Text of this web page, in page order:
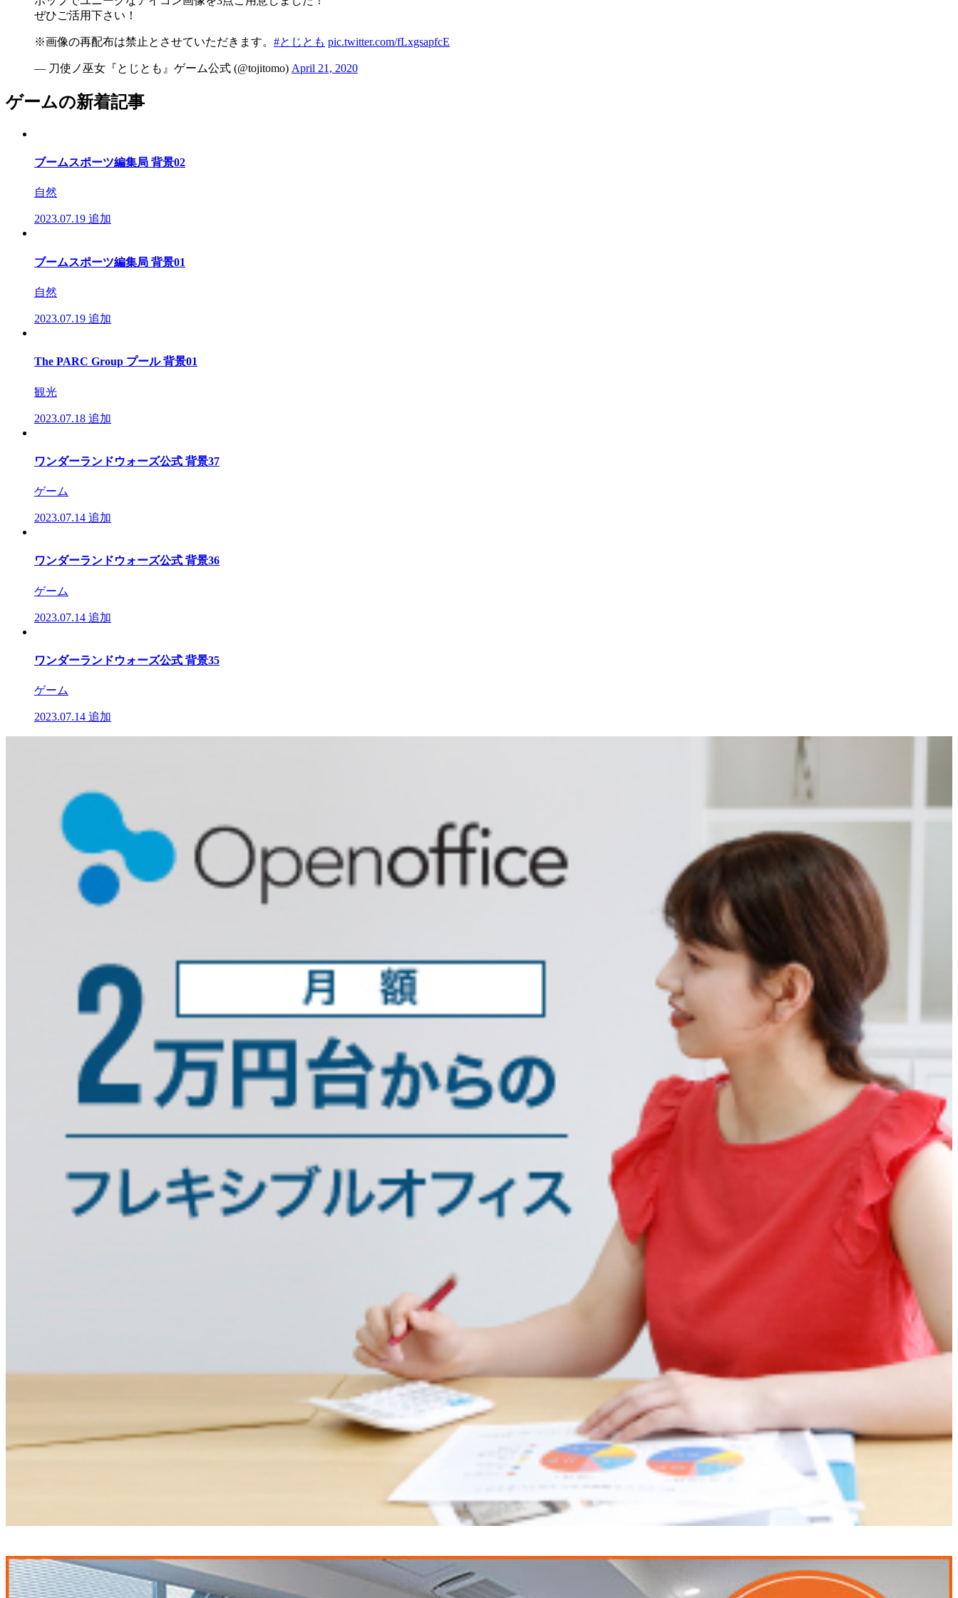
ぜひご活用下さい！
※画像の再配布は禁止とさせていただきます。 #とじとも pic.twitter.com/fLxgsapfcE
— 刀使ノ巫女『とじとも』ゲーム公式 (@tojitomo) April 21, 2020
ゲームの新着記事
ブームスポーツ編集局 背景02
自然
2023.07.19 追加
ブームスポーツ編集局 背景01
自然
2023.07.19 追加
The PARC Group プール 背景01
観光
2023.07.18 追加
ワンダーランドウォーズ公式 背景37
ゲーム
2023.07.14 追加
ワンダーランドウォーズ公式 背景36
ゲーム
2023.07.14 追加
ワンダーランドウォーズ公式 背景35
ゲーム
2023.07.14 追加